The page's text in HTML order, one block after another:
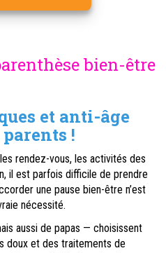
bien-être
et anti-âge
!
rendez-vous, les activités des
il est parfois difficile de prendre
une pause bien-être n’est
nécessité.
aussi de papas — choisissent
doux et des traitements de